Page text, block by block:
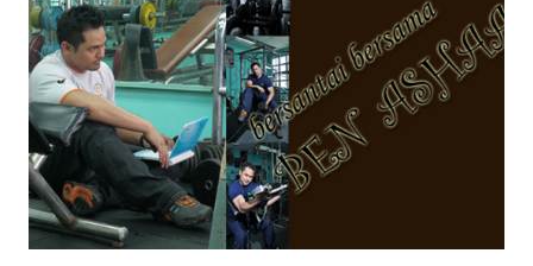
terasa jugak semakin teruk bila abg long dah masuk 2 tahun
kat salah satu tadika swasta ni.. tapi nampaknya kenal huruf
pun tak tau.. pengsan aku bila ingat balik.. aku mula fikir
mungkin sebab abg long sendiri jenis budak yang ada
masalah dyslexia.. tapi minor la.. nanti la aku cerita pasal
dyslexia tu.. lepas tu kami buat keputusan pu...